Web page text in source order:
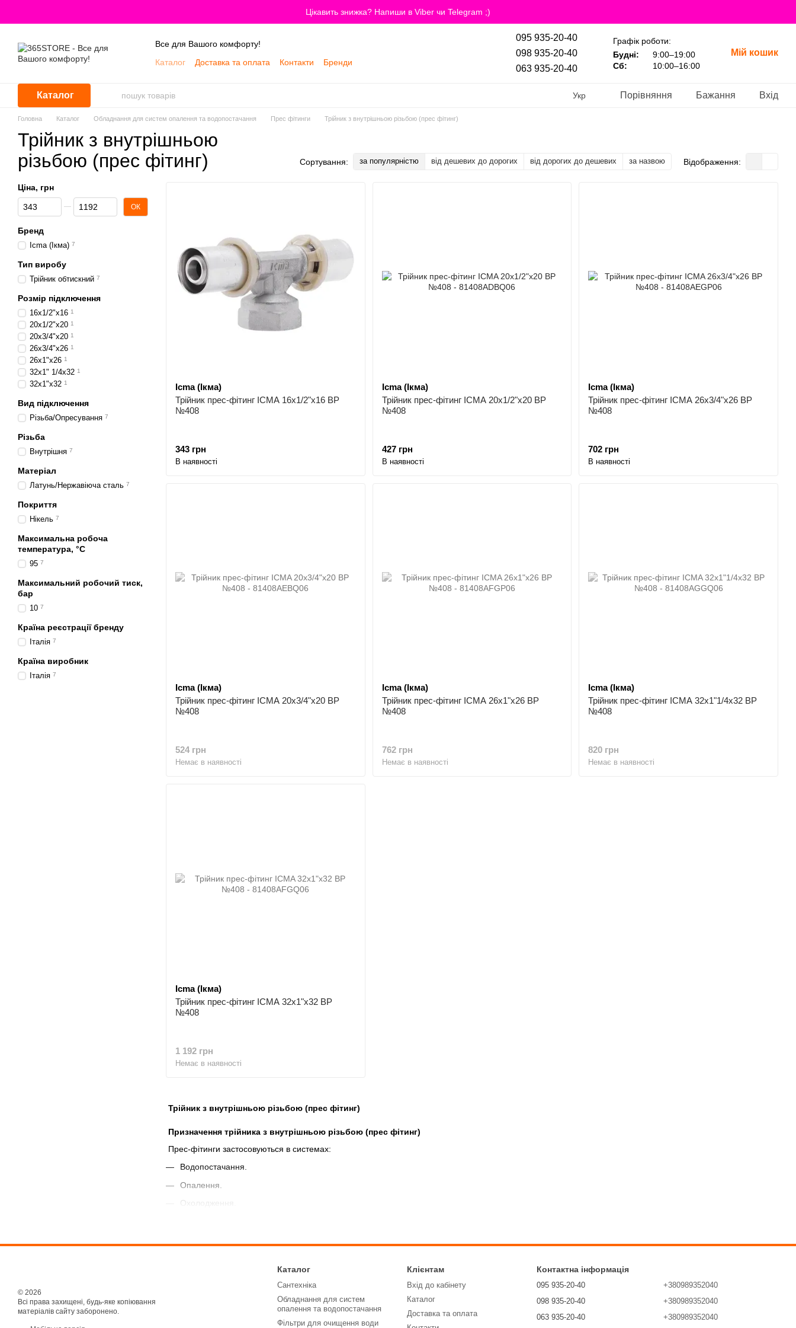
Цікавить знижка? Напиши в Viber чи Telegram ;)
Все для Вашого комфорту!
Каталог
Доставка та оплата Контакти
Бренди
095 935-20-40
098 935-20-40
063 935-20-40
Графік роботи:
Будні:
9:00–19:00
Сб:
10:00–16:00
Мій кошик
Каталог Укр Порівняння Бажання Вхід
Головна Каталог Обладнання для систем опалення та водопостачання Прес фітинги Трійник з внутрішньою різьбою (прес фітинг)
Трійник з внутрішньою
різьбою (прес фітинг)
Сортування: за популярністю від дешевих до дорогих від дорогих до дешевих за назвою Відображення:
Трійник з внутрішньою різьбою (прес фітинг)
Призначення трійника з внутрішньою різьбою (прес фітинг)
Прес-фітинги застосовуються в системах:
Водопостачання.
Опалення.
Охолодження.
труби стискає гільзу з нержавіючої сталі, яка надійно фіксує трубу на фітингу. Механічне з'єднання забезпечує спеціальний профіль фітинга і гільзи із
Купити трійник з внутрішньою різьбою (прес фітинг) Ви можете в нашому інтернет-магазині 365STORE.
Icma (Ікма)
Трійник прес-фітинг ICMA 16х1/2"х16 ВР
№408
343 грн
В наявності
Icma (Ікма)
Трійник прес-фітинг ICMA 20х1/2"х20 ВР
№408
427 грн
В наявності
Icma (Ікма)
Трійник прес-фітинг ICMA 26х3/4"х26 ВР
№408
702 грн
В наявності
Icma (Ікма)
Трійник прес-фітинг ICMA 20х3/4"х20 ВР
№408
524 грн
Немає в наявності
Icma (Ікма)
Трійник прес-фітинг ICMA 26х1"х26 ВР
№408
762 грн
Немає в наявності
Icma (Ікма)
Трійник прес-фітинг ICMA 32х1"1/4х32 ВР
№408
820 грн
Немає в наявності
Icma (Ікма)
Трійник прес-фітинг ICMA 32х1"х32 ВР
№408
1 192 грн
Немає в наявності
Ціна, грн
Від Ціна, грн
До Ціна, грн ОК
Бренд
Icma (Ікма) 7
Тип виробу
Трійник обтискний 7
Розмір підключення
16х1/2"х16 1
20х1/2"х20 1
20х3/4"х20 1
26х3/4"х26 1
26х1"х26 1
32х1" 1/4х32 1
32х1"х32 1
Вид підключення
Різьба/Опресування 7
Різьба
Внутрішня 7
Матеріал
Латунь/Нержавіюча сталь 7
Покриття
Нікель 7
Максимальна робоча
температура, °C
95 7
Максимальний робочий тиск,
бар
10 7
Країна реєстрації бренду
Італія 7
Країна виробник
Італія 7
© 2026
Всі права захищені, будь-яке копіювання
матеріалів сайту заборонено.
Каталог
Сантехніка
Обладнання для систем
опалення та водопостачання
Фільтри для очищення води
Клієнтам
Вхід до кабінету
Каталог
Доставка та оплата
Контактна інформація
095 935-20-40
098 935-20-40
063 935-20-40
+380989352040
+380989352040
+380989352040